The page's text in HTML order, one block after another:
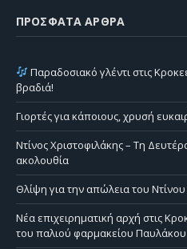
ΠΡΌΣΦΑΤΑ ΆΡΘΡΑ
Παραδοσιακό γλέντι στις
βραδιά!
Γιορτές για κάποιους, χρυσή
Ντίνος Χριστοφιλάκης – Τη
ακολουθία
Θλίψη για την απώλεια του
Νέα επιχειρηματική αρχή στις
του παλιού φαρμακείου Παυλάκου